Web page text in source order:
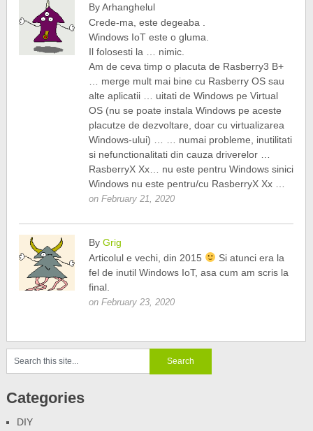
By Arhanghelul
Crede-ma, este degeaba .
Windows IoT este o gluma.
Il folosesti la … nimic.
Am de ceva timp o placuta de Rasberry3 B+
… merge mult mai bine cu Rasberry OS sau
alte aplicatii … uitati de Windows pe Virtual
OS (nu se poate instala Windows pe aceste
placutze de dezvoltare, doar cu virtualizarea
Windows-ului) … … numai probleme, inutilitati
si nefunctionalitati din cauza driverelor …
RasberryX Xx… nu este pentru Windows sinici
Windows nu este pentru/cu RasberryX Xx …
on February 21, 2020
ByGrig
Articolul e vechi, din 2015
Si atunci era la
fel de inutil Windows IoT, asa cum am scris la
final.
on February 23, 2020
Categories
DIY